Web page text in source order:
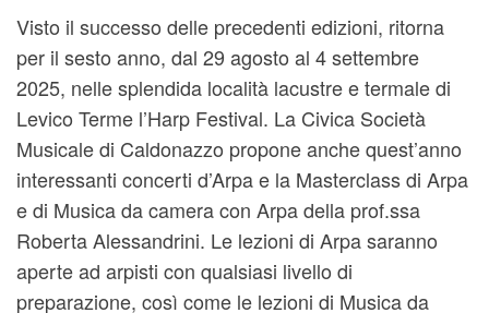
Visto il successo delle precedenti edizioni, ritorna
per il sesto anno, dal 29 agosto al 4 settembre
2025, nelle splendida località lacustre e termale di
Levico Terme l’Harp Festival. La Civica Società
Musicale di Caldonazzo propone anche quest’anno
interessanti concerti d’Arpa e la Masterclass di Arpa
e di Musica da camera con Arpa della prof.ssa
Roberta Alessandrini. Le lezioni di Arpa saranno
aperte ad arpisti con qualsiasi livello di
preparazione, così come le lezioni di Musica da